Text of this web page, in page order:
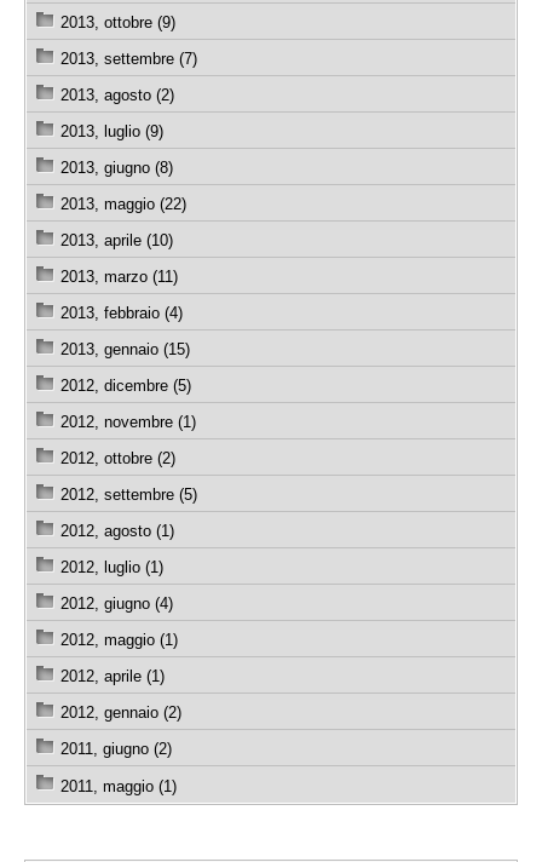
2013, ottobre (9)
2013, settembre (7)
2013, agosto (2)
2013, luglio (9)
2013, giugno (8)
2013, maggio (22)
2013, aprile (10)
2013, marzo (11)
2013, febbraio (4)
2013, gennaio (15)
2012, dicembre (5)
2012, novembre (1)
2012, ottobre (2)
2012, settembre (5)
2012, agosto (1)
2012, luglio (1)
2012, giugno (4)
2012, maggio (1)
2012, aprile (1)
2012, gennaio (2)
2011, giugno (2)
2011, maggio (1)